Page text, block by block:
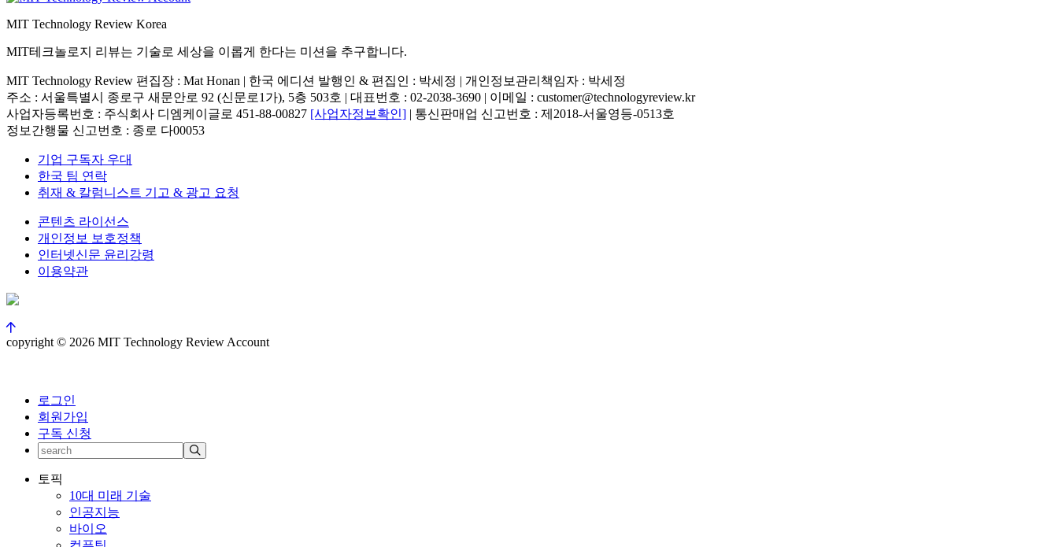
MIT Technology Review Korea
MIT테크놀로지 리뷰는 기술로 세상을 이롭게 한다는 미션을 추구합니다.
MIT Technology Review 편집장 : Mat Honan | 한국 에디션 발행인 & 편집인 : 박세정 | 개인정보관리책임자 : 박세정
주소 : 서울특별시 종로구 새문안로 92 (신문로1가), 5층 503호 | 대표번호 : 02-2038-3690 | 이메일 : customer@technologyreview.kr
사업자등록번호 : 주식회사 디엠케이글로 451-88-00827 [사업자정보확인] | 통신판매업 신고번호 : 제2018-서울영등-0513호
정보간행물 신고번호 : 종로 다00053
기업 구독자 우대
한국 팀 연락
취재 & 칼럼니스트 기고 & 광고 요청
콘텐츠 라이선스
개인정보 보호정책
인터넷신문 윤리강령
이용약관
copyright © 2026 MIT Technology Review Account
로그인
회원가입
구독 신청
토픽
10대 미래 기술
인공지능
바이오